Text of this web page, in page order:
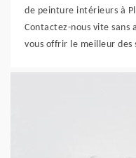
de peinture intérieurs à
Contactez-nous vite
vous offrir le meilleur des